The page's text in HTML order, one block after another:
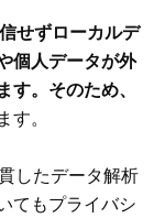
せずローカルデ
個人データが外
。そのため、
す。
したデータ解析
てもプライバシ